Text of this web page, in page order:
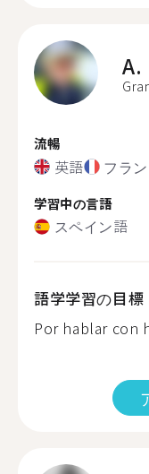
A.
流暢
英語 フラ
学習中の言語
スペイン語
語学学習の目標
Por hablar con